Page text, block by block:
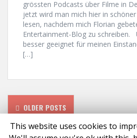
grössten Podcasts über Filme in
jetzt wird man mich hier in
lesen, nachdem mich Florian
Entertainment-Blog zu schreiben.
besser geeignet für meinen
[…]
P OLDER POSTS
This website uses cookies to